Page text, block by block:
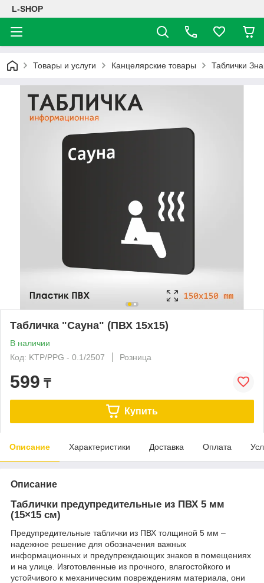
L-SHOP
Товары и услуги Канцелярские товары Таблички
Табличка "Сауна" (ПВХ 15х15)
В наличии
Код: KTP/PPG - 0.1/2507
Розница
599 ₸
Купить
Описание Характеристики Доставка Оплата
Описание
Таблички предупредительные из ПВХ 5 мм
(15×15 см)
Предупредительные таблички из ПВХ толщиной 5 мм –
надежное решение для обозначения важных
информационных и предупреждающих знаков в помещениях
и на улице. Изготовленные из прочного, влагостойкого и
устойчивого к механическим повреждениям материала, они